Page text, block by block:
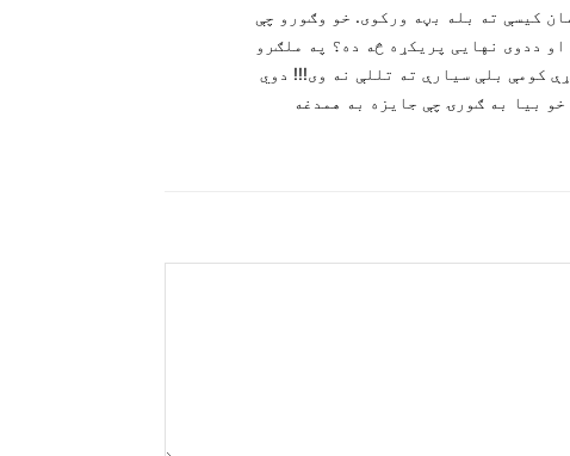
کیسې ته بله بڼه ورکوی. خو وګورو چې
ددوی نهایی پریکړه څه ده؟ په ملګرو
کومې بلې سیارې ته تللې نه وی!!! دوي
بیا به ګورۍ چې جایزه به همدغه